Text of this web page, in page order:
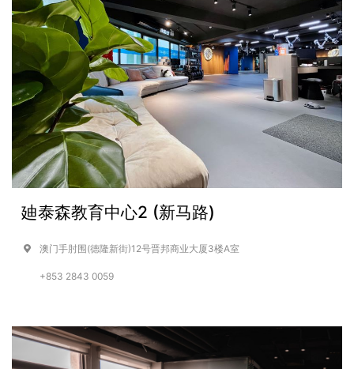
廸泰森教育中心2 (新马路)
澳门手肘围(德隆新街)12号晋邦商业大厦3楼A室
+853 2843 0059